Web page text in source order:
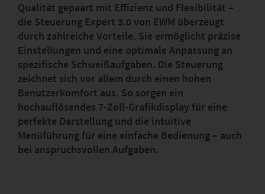
Qualität gepaart mit Effizienz und Flexibilität –
die Steuerung Expert 3.0 von EWM überzeugt
durch zahlreiche Vorteile. Sie ermöglicht präzise
Einstellungen und eine optimale Anpassung an
spezifische Schweißaufgaben. Die Steuerung
zeichnet sich vor allem durch einen hohen
Benutzerkomfort aus. So sorgen ein
hochauflösendes 7-Zoll-Grafikdisplay für eine
perfekte Darstellung und die intuitive
Menüführung für eine einfache Bedienung – auch
bei anspruchsvollen Aufgaben.